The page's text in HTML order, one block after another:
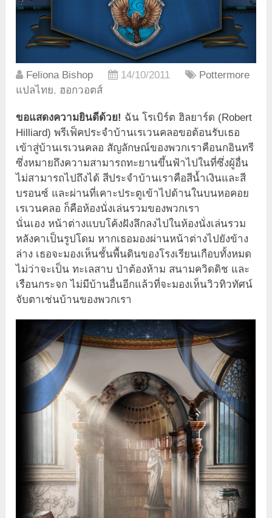
Feliona Bishop 14/10/2011
Pottermore
แปลไทย, ฮอกวอตส์
ขอแสดงความยินดีด้วย! ฉัน โรเบิร์ต ฮิลยาร์ด (Robert
Hilliard) พรีเฟ็คประจำบ้านเรเวนคลอขอต้อนรับเธอ
เข้าสู่บ้านเรเวนคลอ สัญลักษณ์ของพวกเราคือนกอินทรี
ซึ่งหมายถึงความสามารถทะยานขึ้นฟ้าไปในที่ซึ่งผู้อื่น
ไม่สามารถไปถึงได้ สีประจำบ้านเราคือสีน้ำเงินและสี
บรอนซ์ และผ่านที่เคาะประตูเข้าไปด้านในบนหอคอย
เรเวนคลอ ก็คือห้องนั่งเล่นรวมของพวกเรา
นั่นเอง หน้าต่างแบบโค้งฝังลึกลงไปในห้องนั่งเล่นรวม
หลังคาเป็นรูปโดม หากเธอมองผ่านหน้าต่างไปยังข้าง
ล่าง เธอจะมองเห็นชั้นพื้นดินของโรงเรียนเกือบทั้งหมด
ไม่ว่าจะเป็น ทะเลสาบ ป่าต้องห้าม สนามควิดดิช และ
เรือนกระจก ไม่มีบ้านอื่นอีกแล้วที่จะมองเห็นวิวทิวทัศน์
จับตาเช่นบ้านของพวกเรา